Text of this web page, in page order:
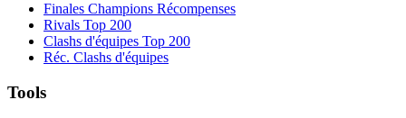
Finales Champions Récompenses
Rivals Top 200
Clashs d'équipes Top 200
Réc. Clashs d'équipes
Tools